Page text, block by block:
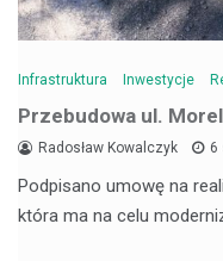
Infrastruktura Inwestycje
Przebudowa ul.
Radosław Kowalczyk 6
Podpisano umowę na
która ma na celu